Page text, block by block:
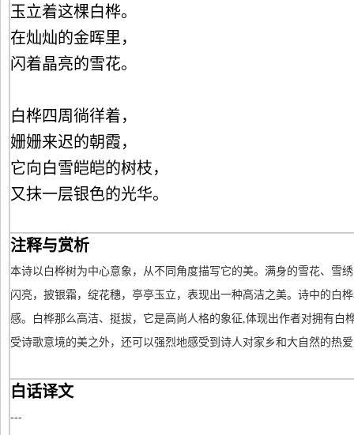
玉立着这棵白桦。
在灿灿的金晖里，
闪着晶亮的雪花。
白桦四周徜徉着，
姗姗来迟的朝霞，
它向白雪皑皑的树枝，
又抹一层银色的光华。
注释与赏析
本诗以白桦树为中心意象，从不同角度描写它的美。满身的雪花、雪
闪亮，披银霜，绽花穗，亭亭玉立，表现出一种高洁之美。诗中的白
感。白桦那么高洁、挺拔，它是高尚人格的象征,体现出作者对拥有白
受诗歌意境的美之外，还可以强烈地感受到诗人对家乡和大自然的热
白话译文
---